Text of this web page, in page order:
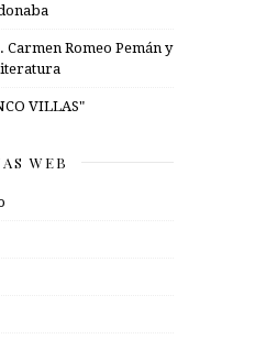
Carmen Romeo Pemán y
VILLAS"
WEB